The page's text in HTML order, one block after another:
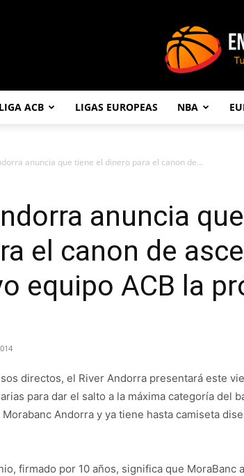
LIGA ACB LIGAS EUROPEAS NBA
anuncia que tiene el dinero para el canon de...
anuncia
el canon de
equipo ACB la
directos, el River Andorra presentará este
para dar el salto a la máxima categoría del
Andorra y ya tiene hasta camiseta
firmado por 10 años, significa que MoraBanc